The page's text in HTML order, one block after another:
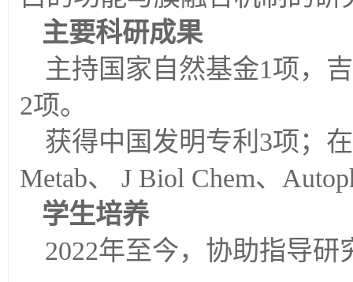
主要科研成果
主持国家自然基金1项，
2项。
获得中国发明专利 3项；在
Metab、 J Biol Chem、
学生培养
2022年至今，协助指导研